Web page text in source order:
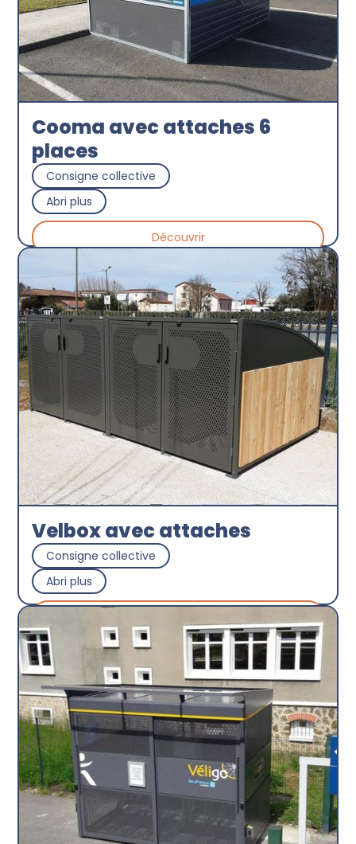
Cooma avec attaches 6
places
Consigne collective
Abri plus
Découvrir
Velbox avec attaches
Consigne collective
Abri plus